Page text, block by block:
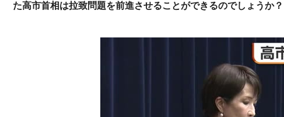
た高市首相は拉致問題を前進させることができるのでしょうか？